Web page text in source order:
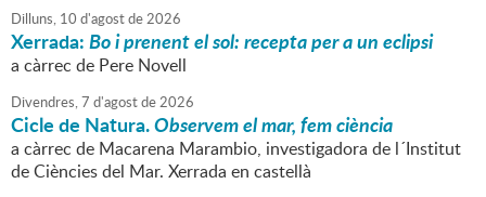
Dilluns, 10 d'agostde2026
Xerrada:Bo i prenent el sol: recepta per a un eclipsi
a càrrec de Pere Novell
Divendres,7 d'agostde2026
Cicle de Natura.Observem el mar, fem ciència
a càrrec de Macarena Marambio, investigadora de l´Institut
de Ciències del Mar. Xerrada en castellà